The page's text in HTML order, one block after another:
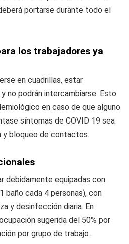
portarse durante todo el
los trabajadores ya
en cuadrillas, estar
no podrán intercambiarse. Esto
en caso de que alguno
síntomas de COVID 19 sea
bloqueo de contactos.
debidamente equipadas con
baño cada 4 personas), con
y desinfección diaria. En
sugerida del 50% por
por grupo de trabajo.